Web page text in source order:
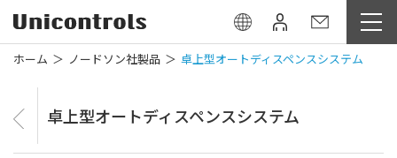
ホーム ノードソン社製品 卓上型オートディスペンスシステム
卓上型オートディスペンスシステム